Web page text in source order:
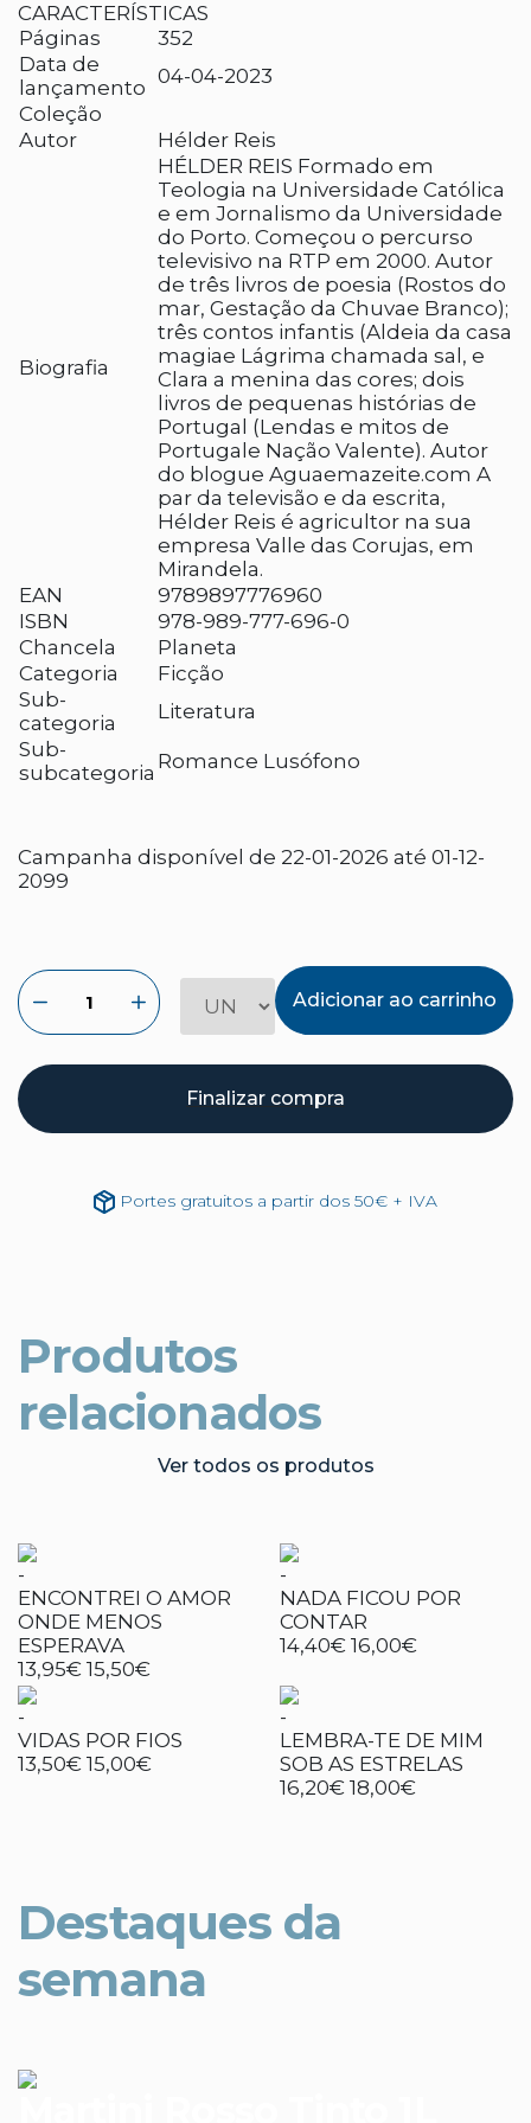
CARACTERÍSTICAS
Páginas
352
Data de
lançamento 04-04-2023
Coleção
Autor
Hélder Reis
Biografia
HÉLDER REIS Formado em
Teologia na Universidade Católica
e em Jornalismo da Universidade
do Porto. Começou o percurso
televisivo na RTP em 2000. Autor
de três livros de poesia (Rostos do
mar, Gestação da Chuvae Branco);
três contos infantis (Aldeia da casa
magiae Lágrima chamada sal, e
Clara a menina das cores; dois
livros de pequenas histórias de
Portugal (Lendas e mitos de
Portugale Nação Valente). Autor
do blogue Aguaemazeite.com A
par da televisão e da escrita,
Hélder Reis é agricultor na sua
empresa Valle das Corujas, em
Mirandela.
EAN
9789897776960
ISBN
978-989-777-696-0
Chancela
Planeta
Categoria
Ficção
Sub-
categoria
Literatura
Sub-
subcategoria Romance Lusófono
Campanha disponível de 22-01-2026 até 01-12-
2099
Adicionar ao carrinho
Finalizar compra
Portes gratuitos a partir dos 50€ + IVA
Produtos
relacionados
Ver todos os produtos
-
ENCONTREI O AMOR
ONDE MENOS
ESPERAVA
13,95€ 15,50€
-
NADA FICOU POR
CONTAR
14,40€ 16,00€
-
VIDAS POR FIOS
13,50€ 15,00€
-
LEMBRA-TE DE MIM
SOB AS ESTRELAS
16,20€ 18,00€
Destaques da
semana